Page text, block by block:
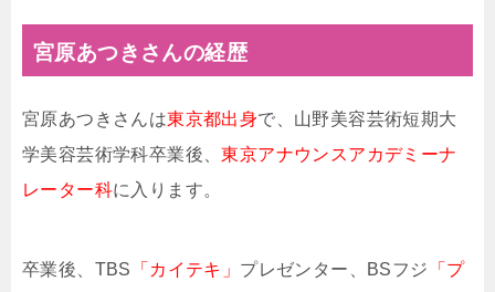
宮原あつきさんの経歴
宮原あつきさんは東京都出身で、山野美容芸術短期大
学美容芸術学科卒業後、東京アナウンスアカデミーナ
レーター科に入ります。
卒業後、TBS 「カイテキ」 プレゼンター、BSフジ 「プ